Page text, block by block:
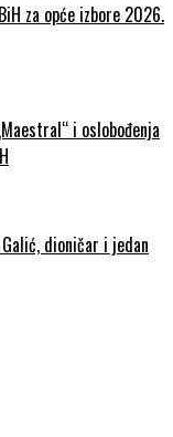
za opće izbore 2026.
i oslobođenja
dioničar i jedan